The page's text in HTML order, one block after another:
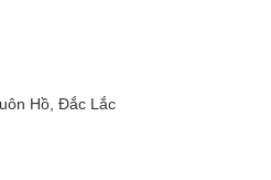
Hồ, Đắc Lắc